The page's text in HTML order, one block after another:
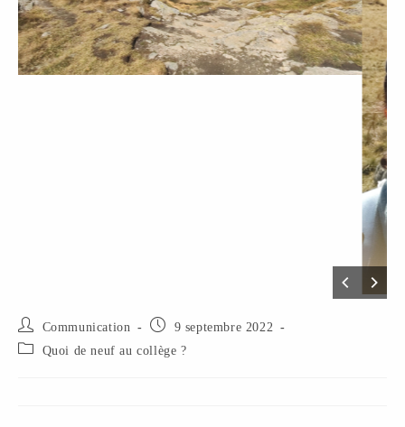
Communication
9 septembre 2022
Quoi de neuf au collège ?